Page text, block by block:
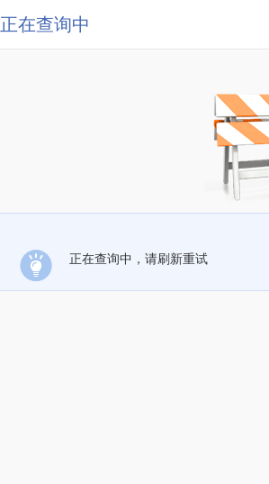
正在查询中
正在查询中，请刷新重试